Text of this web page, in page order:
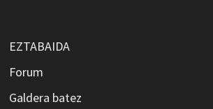
EZTABAIDA
Forum
Galdera batez